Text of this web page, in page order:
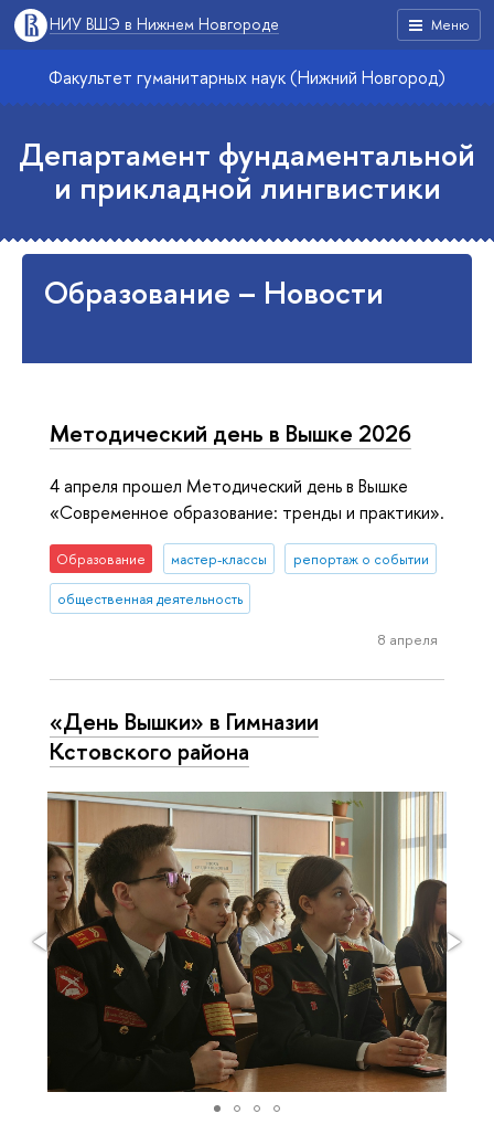
Меню
НИУ ВШЭ в Нижнем Новгороде
Факультет гуманитарных наук (Нижний Новгород)
Департамент фундаментальной
и прикладной лингвистики
Образование – Новости
Методический день в Вышке 2026
4 апреля прошел Методический день в Вышке
«Современное образование: тренды и практики».
Образование мастер-классы репортаж о событии
общественная деятельность
8 апреля
«День Вышки» в Гимназии
Кстовского района